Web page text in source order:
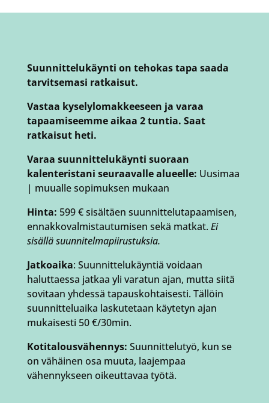
Suunnittelukäynti on tehokas tapa saada
tarvitsemasi ratkaisut.
Vastaa kyselylomakkeeseen ja varaa
tapaamiseemme aikaa 2 tuntia. Saat
ratkaisut heti.
Varaa suunnittelukäynti suoraan
kalenteristani seuraavalle alueelle: Uusimaa
| muualle sopimuksen mukaan
Hinta: 599 € sisältäen suunnittelutapaamisen,
ennakkovalmistautumisen sekä matkat. Ei
sisällä suunnitelmapiirustuksia.
Jatkoaika: Suunnittelukäyntiä voidaan
haluttaessa jatkaa yli varatun ajan, mutta siitä
sovitaan yhdessä tapauskohtaisesti. Tällöin
suunnitteluaika laskutetaan käytetyn ajan
mukaisesti 50 €/30min.
Kotitalousvähennys: Suunnittelutyö, kun se
on vähäinen osa muuta, laajempaa
vähennykseen oikeuttavaa työtä.